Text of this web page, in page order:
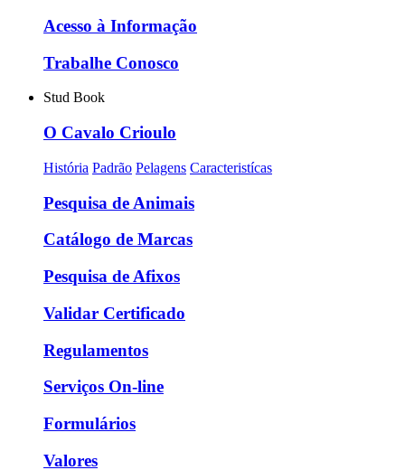
Acesso à Informação
Trabalhe Conosco
Stud Book
O Cavalo Crioulo
História Padrão Pelagens Caracteristícas
Pesquisa de Animais
Catálogo de Marcas
Pesquisa de Afixos
Validar Certificado
Regulamentos
Serviços On-line
Formulários
Valores